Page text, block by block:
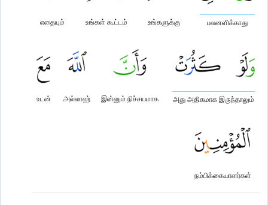
பலனளிக்காது
உங்களுக்கு
உங்கள் கூட்டம்
எதையும்
அது அதிகமாக இருந்தாலும்
இன்னும் நிச்சயமாக
அல்லாஹ்
உடன்
நம்பிக்கையாளர்கள்